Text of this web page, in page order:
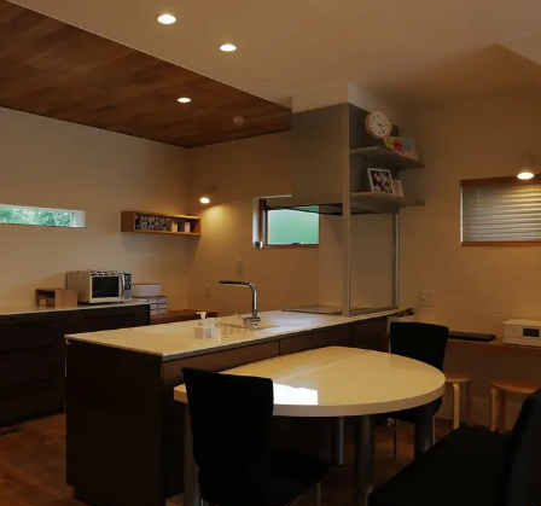
資料請求する
施工ギャラリー